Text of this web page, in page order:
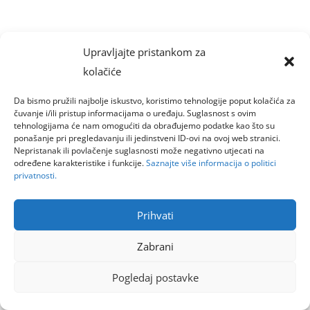
Upravljajte pristankom za
kolačiće
Da bismo pružili najbolje iskustvo, koristimo tehnologije poput kolačića za
čuvanje i/ili pristup informacijama o uređaju. Suglasnost s ovim
tehnologijama će nam omogućiti da obrađujemo podatke kao što su
ponašanje pri pregledavanju ili jedinstveni ID-ovi na ovoj web stranici.
Nepristanak ili povlačenje suglasnosti može negativno utjecati na
određene karakteristike i funkcije.Saznajte više informacija o politici
privatnosti.
Prihvati
Zabrani
Pogledaj postavke